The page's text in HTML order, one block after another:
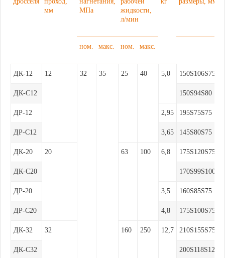
мм
МПа
жидкости,
л/мин
ном. макс. ном. макс.
ДК-12 12 32 35 25 40 5,0 150Ѕ106Ѕ75
ДК-С12 150Ѕ94Ѕ80
ДР-12 2,95 195Ѕ75Ѕ75
ДР-С12 3,65 145Ѕ80Ѕ75
ДК-20 20 63 100 6,8 175Ѕ120Ѕ75
ДК-С20 170Ѕ99Ѕ100
ДР-20 3,5 160Ѕ85Ѕ75
ДР-С20 4,8 175Ѕ100Ѕ75
ДК-32 32 160 250 12,7 210Ѕ155Ѕ75
ДК-С32 200Ѕ118Ѕ122